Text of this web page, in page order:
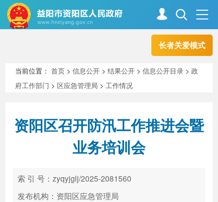
长者关爱模式
走进资阳
新闻中心 解读回应
政务服务
当前位置：首页 >信息公开 >结果公开 >信息公开目录 >政
府工作部门 > 区应急管理局 >工作情况
资阳区召开防汛工作推进会暨
业务培训会
索 引 号：zyqyjglj/2025-2081560
发布机构：资阳区应急管理局